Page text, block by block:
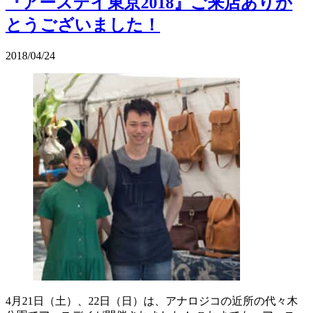
とうございました！
2018/04/24
4月21日（土）、22日（日）は、アナロジコの近所の代々木